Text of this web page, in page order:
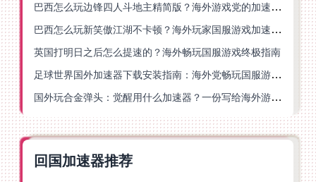
巴西怎么玩边锋四人斗地主精简版？海外游戏党的加速器终极选择
巴西怎么玩新笑傲江湖不卡顿？海外玩家国服游戏加速终极指南（附猫和老鼠一梦江湖实测）
英国打明日之后怎么提速的？海外畅玩国服游戏终极指南
足球世界国外加速器下载安装指南：海外党畅玩国服游戏的终极解决方案
国外玩合金弹头：觉醒用什么加速器？一份写给海外游子的畅玩指南
回国加速器推荐